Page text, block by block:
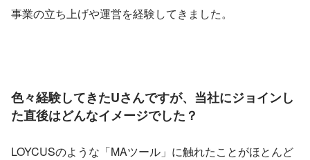
事業の立ち上げや運営を経験してきました。
色々経験してきたUさんですが、当社にジョインし
た直後はどんなイメージでした？
LOYCUSのような「MAツール」に触れたことがほとんど